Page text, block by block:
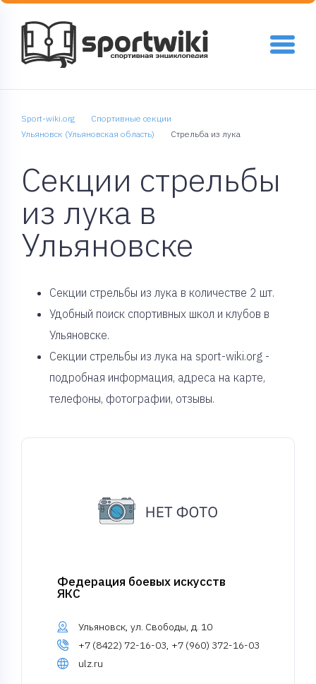
Sport-wiki.org
Спортивные секции
Ульяновск (Ульяновская область)
Стрельба из лука
Секции стрельбы
из лука в
Ульяновске
Cекции стрельбы из лука в количестве 2 шт.
Удобный поиск спортивных школ и клубов в
Ульяновске.
Секции стрельбы из лука на sport-wiki.org -
подробная информация, адреса на карте,
телефоны, фотографии, отзывы.
Федерация боевых искусств
ЯКС
Ульяновск, ул. Свободы, д. 10
+7 (8422) 72-16-03, +7 (960) 372-16-03
ulz.ru